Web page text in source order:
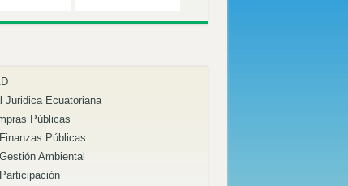
Juridica Ecuatoriana
Públicas
Públicas
Ambiental